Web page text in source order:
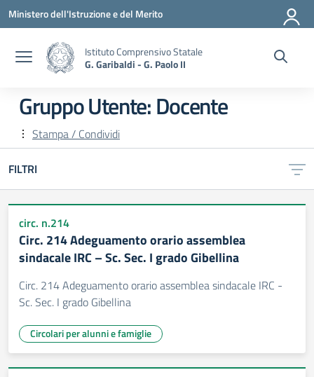
Vai ai contenuti
Vai al menu di navigazione
Vai al footer
Ministero dell'Istruzione e del Merito
Istituto Comprensivo Statale
G. Garibaldi - G. Paolo II
Gruppo Utente:Docente
Stampa / Condividi
FILTRI
circ. n.214
Circ. 214 Adeguamento orario assemblea
sindacale IRC – Sc. Sec. I grado Gibellina
Circ. 214 Adeguamento orario assemblea sindacale IRC -
Sc. Sec. I grado Gibellina
Circolari per alunni e famiglie